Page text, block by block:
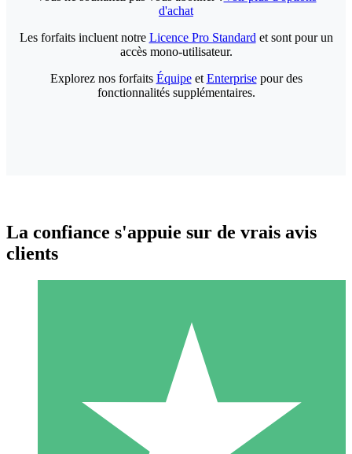
d'achat
Packs de Crédits Individuels
Payez à l'utilisation avec des crédits de téléchargement. Sans
Les forfaits incluent notre Licence Pro Standard et sont pour un
accès mono-utilisateur.
Explorez nos forfaits Équipeet Enterprisepour des
fonctionnalités supplémentaires.
La confiance s'appuie sur de vrais avis
clients